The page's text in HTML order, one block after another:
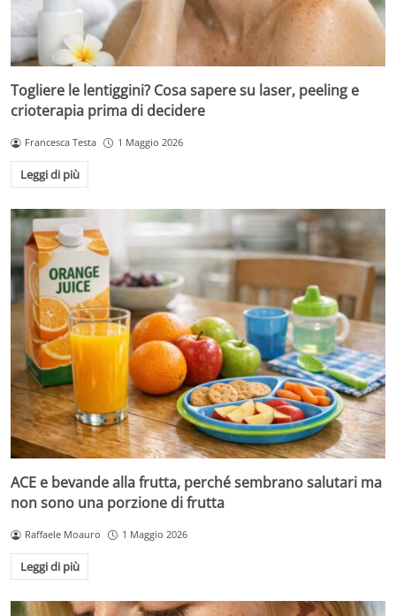
Togliere le lentiggini? Cosa sapere su laser, peeling e
crioterapia prima di decidere
Francesca Testa 1 Maggio 2026
Leggi di più
ACE e bevande alla frutta, perché sembrano salutari ma
non sono una porzione di frutta
Raffaele Moauro 1 Maggio 2026
Leggi di più